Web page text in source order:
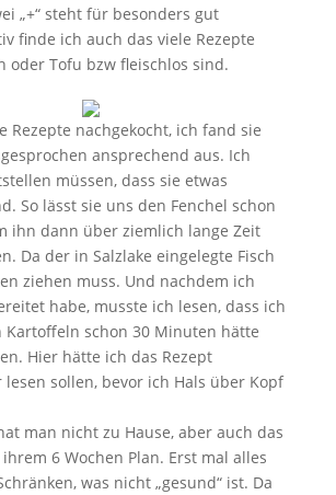
„+“ steht für besonders gut
finde ich auch das viele Rezepte
oder Tofu bzw fleischlos sind.
Rezepte nachgekocht, ich fand sie
ansprechend aus. Ich
müssen, dass sie etwas
So lässt sie uns den Fenchel schon
ihn dann über ziemlich lange Zeit
Da der in Salzlake eingelegte Fisch
ziehen muss. Und nachdem ich
habe, musste ich lesen, dass ich
Kartoffeln schon 30 Minuten hätte
Hier hätte ich das Rezept
sollen, bevor ich Hals über Kopf
man nicht zu Hause, aber auch das
6 Wochen Plan. Erst mal alles
was nicht „gesund“ ist. Da